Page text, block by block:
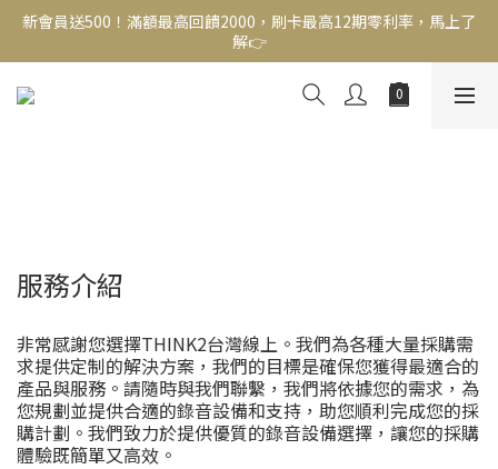
新會員送500！滿額最高回饋2000，刷卡最高12期零利率，馬上了
解👉
新會員送500！滿額最高回饋2000，刷卡最高12期零利率，馬上了
解👉
結帳頁選zingala銀角零卡分期，輕鬆打包
服務介紹
非常感謝您選擇THINK2台灣線上。我們為各種大量採購需
求提供定制的解決方案，我們的目標是確保您獲得最適合的
產品與服務。請隨時與我們聯繫，我們將依據您的需求，為
您規劃並提供合適的錄音設備和支持，助您順利完成您的採
購計劃。我們致力於提供優質的錄音設備選擇，讓您的採購
體驗既簡單又高效。